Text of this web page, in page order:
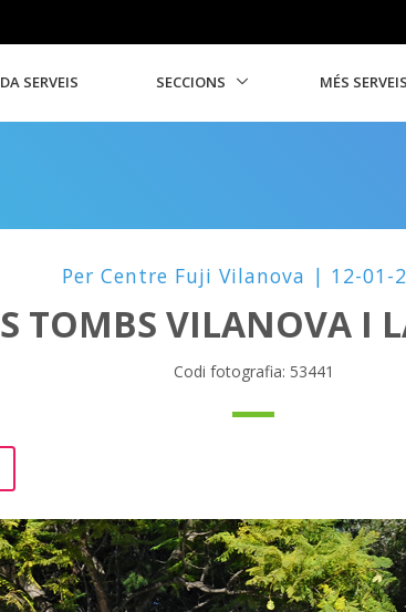
SERVEIS SECCIONS MÉS SERVEIS
Per Centre Fuji Vilanova | 12-01-
TOMBS VILANOVA I
Codi fotografia: 53441